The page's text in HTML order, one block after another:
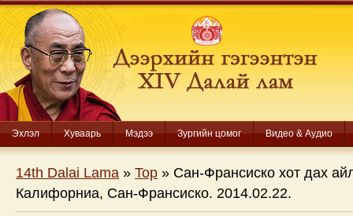
Эхлэл Хуваарь Мэдээ Зургийн цомог Видео & Аудио
14th Dalai Lama » Top » Сан-Франсиско хот дах
Калифорниа, Сан-Франсиско. 2014.02.22.